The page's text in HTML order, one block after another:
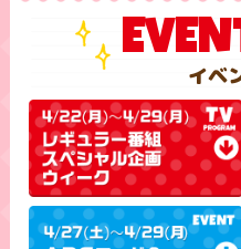
イベ